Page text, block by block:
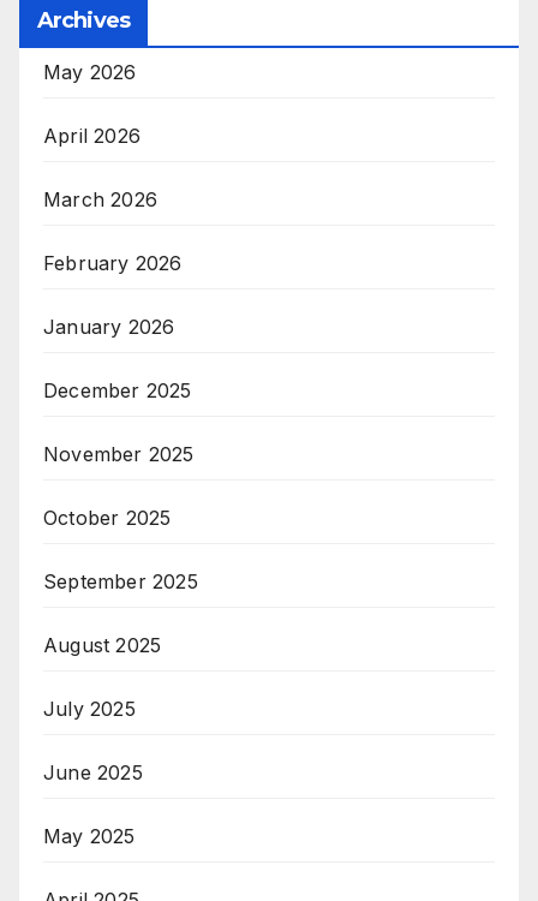
Archives
May 2026
April 2026
March 2026
February 2026
January 2026
December 2025
November 2025
October 2025
September 2025
August 2025
July 2025
June 2025
May 2025